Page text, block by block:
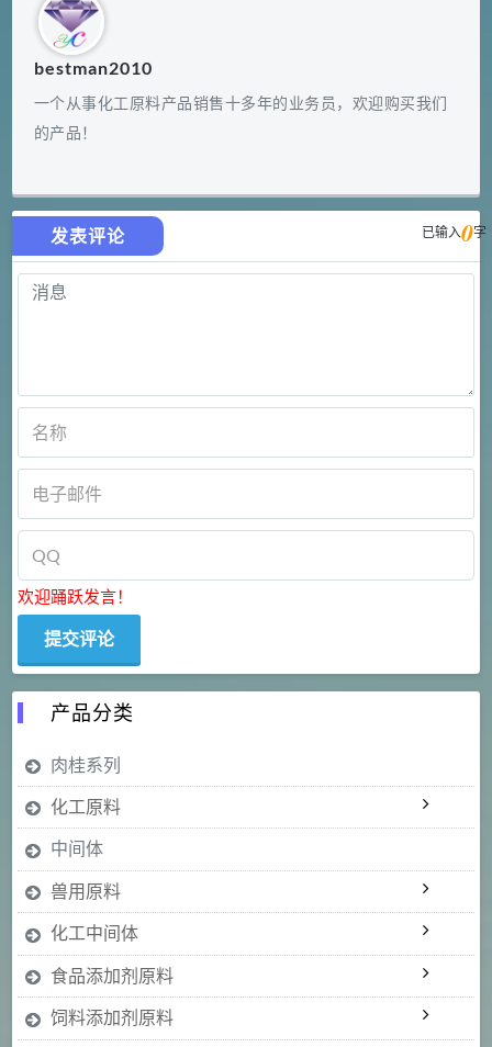
bestman2010
一个从事化工原料产品销售十多年的业务员，欢迎购买我们
的产品！
发表评论 已输入0字
欢迎踊跃发言！
产品分类
肉桂系列
化工原料
中间体
兽用原料
化工中间体
食品添加剂原料
饲料添加剂原料